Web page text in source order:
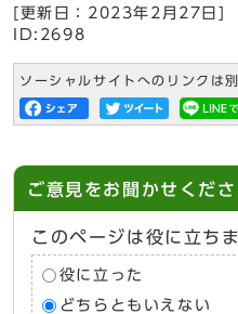
[更新日： 2023年2月27日
ID:2698
ソーシャルサイトへのリンクは
ご意見をお聞かせくださ
このページは役に立ち
役に立った
どちらともいえない